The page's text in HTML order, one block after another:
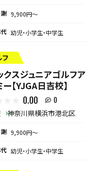
9,900円〜
幼児・小学生・中学生
フ
クスジュニアゴルフア
【YJGA日吉校】
0.00 0
神奈川県横浜市港北区
9,900円〜
幼児・小学生・中学生